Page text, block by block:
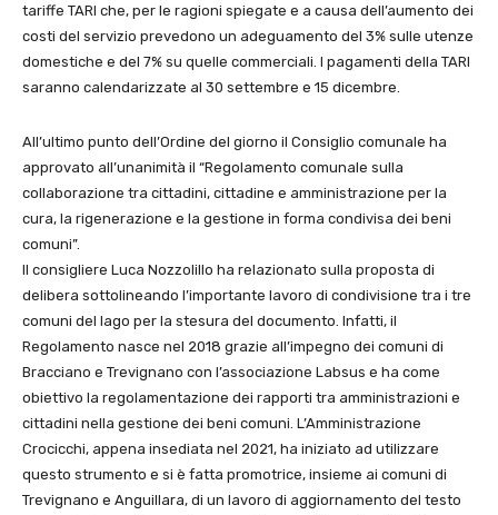
tariffe TARI che, per le ragioni spiegate e a causa dell’aumento dei
costi del servizio prevedono un adeguamento del 3% sulle utenze
domestiche e del 7% su quelle commerciali. I pagamenti della TARI
saranno calendarizzate al 30 settembre e 15 dicembre.
All’ultimo punto dell’Ordine del giorno il Consiglio comunale ha
approvato all’unanimità il “Regolamento comunale sulla
collaborazione tra cittadini, cittadine e amministrazione per la
cura, la rigenerazione e la gestione in forma condivisa dei beni
comuni”.
Il consigliere Luca Nozzolillo ha relazionato sulla proposta di
delibera sottolineando l’importante lavoro di condivisione tra i tre
comuni del lago per la stesura del documento. Infatti, il
Regolamento nasce nel 2018 grazie all’impegno dei comuni di
Bracciano e Trevignano con l’associazione Labsus e ha come
obiettivo la regolamentazione dei rapporti tra amministrazioni e
cittadini nella gestione dei beni comuni. L’Amministrazione
Crocicchi, appena insediata nel 2021, ha iniziato ad utilizzare
questo strumento e si è fatta promotrice, insieme ai comuni di
Trevignano e Anguillara, di un lavoro di aggiornamento del testo